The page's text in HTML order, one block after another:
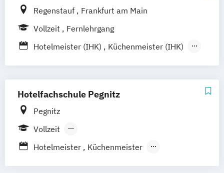
Regenstauf
Frankfurt am Main
Vollzeit
Fernlehrgang
Hotelmeister (IHK)
Küchenmeister (IHK)
Hotelfachschule Pegnitz
Pegnitz
Vollzeit
Berufsbegleitender Präsenzlehrgang
Hotelmeister
Küchenmeister